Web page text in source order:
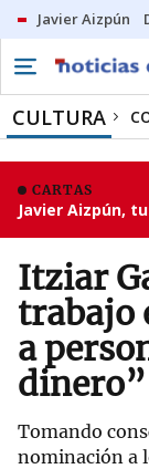
Javier Aizpún
CULTURA
CARTAS
Javier Aizpún,
Itziar
trabajo
a
dinero”
Tomando
nominación a